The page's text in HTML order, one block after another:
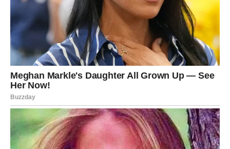
Zvijezde vam donose neočekivane susrete i veoma
zanimljive razgovore.
Jedna osoba mogla bi vas potpuno iznenaditi svojim
ponašanjem.
Promjene vam donose sreću
Pred vama su veoma posebni trenuci.